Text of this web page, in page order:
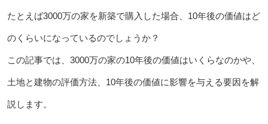
たとえば3000万の家を新築で購入した場合、10年後の価値はど
のくらいになっているのでしょうか？
この記事では、3000万の家の10年後の価値はいくらなのかや、
土地と建物の評価方法、10年後の価値に影響を与える要因を解
説します。